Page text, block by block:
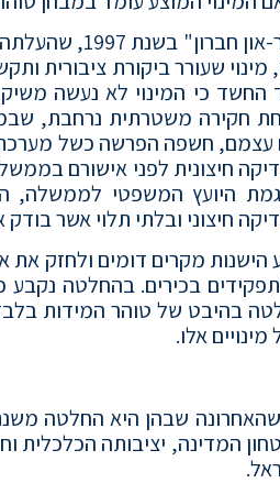
הצורך בוועדה מסוג זה
שעורר ביקורת ציבורית
כי המינוי לא נעשה
חקירה משטרתית נרחבת,
חשפה הפרשה כשל מערכתי
חיצונית לפני אישורם
דוגמת היועץ המשפטי
חיצוני ובלתי תלוי אשר
מקרים דומים ולחזק את
בכירים. בהחלטה נקבע
בהיבט של טוהר המידות
אלו.
המדינה, יציבותה הכלכלית